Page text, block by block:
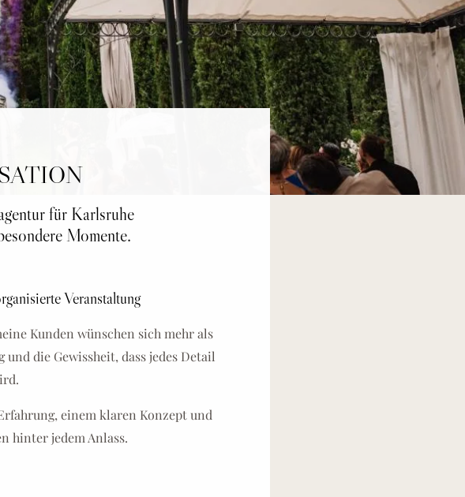
für Karlsruhe
Momente.
Veranstaltung
Kunden wünschen sich mehr als
die Gewissheit, dass jedes Detail
einem klaren Konzept und
hinter jedem Anlass.